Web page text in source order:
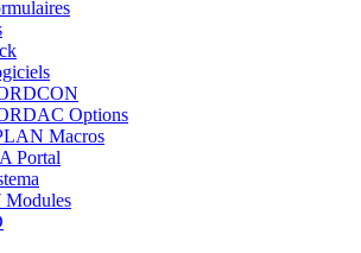
Options
Macros
Portal
Modules